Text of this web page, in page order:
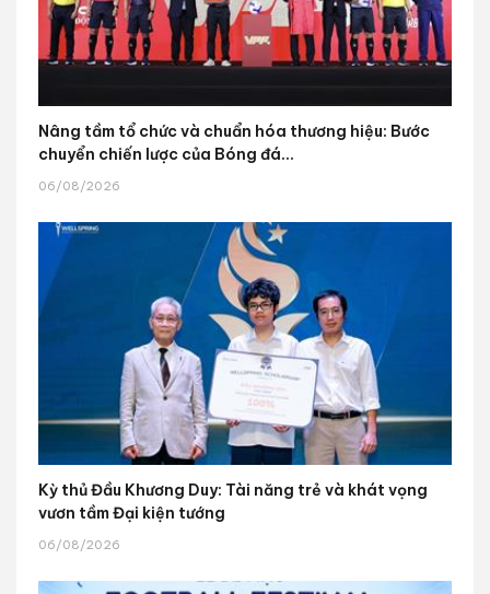
Nâng tầm tổ chức và chuẩn hóa thương hiệu: Bước
chuyển chiến lược của Bóng đá...
06/08/2026
Kỳ thủ Đầu Khương Duy: Tài năng trẻ và khát vọng
vươn tầm Đại kiện tướng
06/08/2026